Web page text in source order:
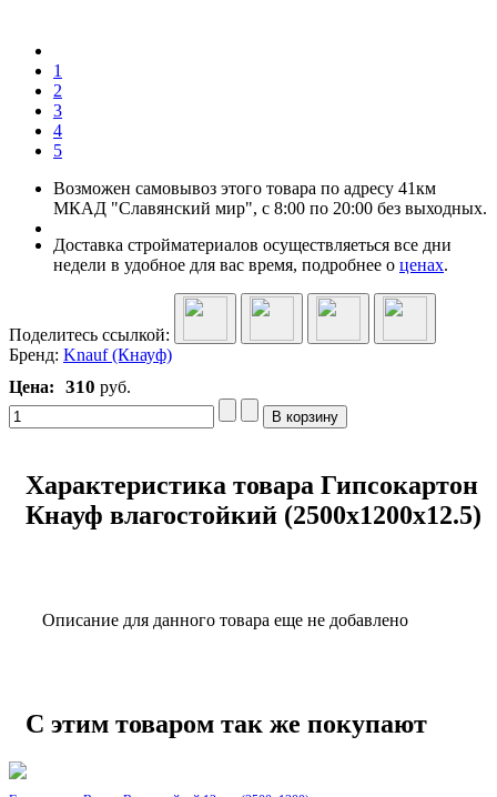
1
2
3
4
5
Возможен самовывоз этого товара по адресу 41км
МКАД "Славянский мир", с 8:00 по 20:00 без выходных.
Доставка стройматериалов осуществляеться все дни
недели в удобное для вас время, подробнее о ценах.
Поделитесь ссылкой:
Бренд: Knauf (Кнауф)
Цена:
310 руб.
Характеристика товара Гипсокартон
Кнауф влагостойкий (2500x1200x12.5)
Описание для данного товара еще не добавлено
С этим товаром так же покупают